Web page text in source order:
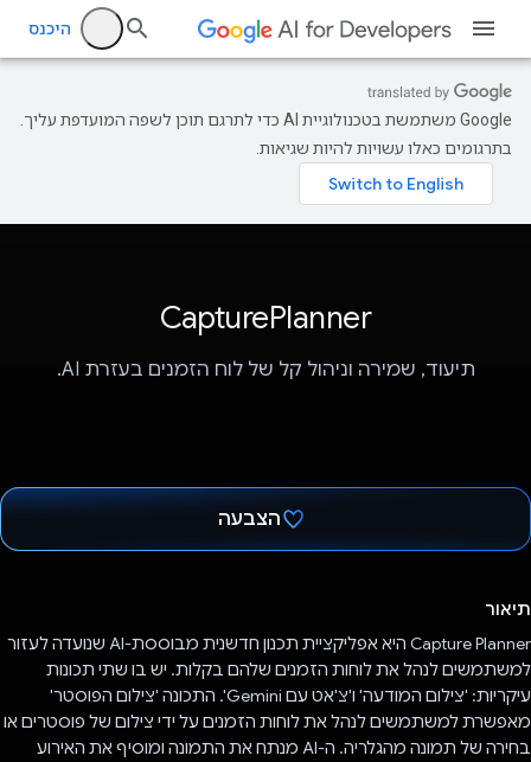
היכנס
‫Google משתמשת בטכנולוגיית AI כדי לתרגם תוכן לשפה המועדפת עליך.
בתרגומים כאלו עשויות להיות שגיאות.
CapturePlanner
תיעוד, שמירה וניהול קל של לוח הזמנים בעזרת AI.
הצבעה
תיאור
Capture Planner היא אפליקציית תכנון חדשנית מבוססת-AI שנועדה לעזור
למשתמשים לנהל את לוחות הזמנים שלהם בקלות. יש בו שתי תכונות
עיקריות: 'צילום המודעה' ו'צ'אט עם Gemini'. התכונה 'צילום הפוסטר'
מאפשרת למשתמשים לנהל את לוחות הזמנים על ידי צילום של פוסטרים או
בחירה של תמונה מהגלריה. ה-AI מנתח את התמונה ומוסיף את האירוע